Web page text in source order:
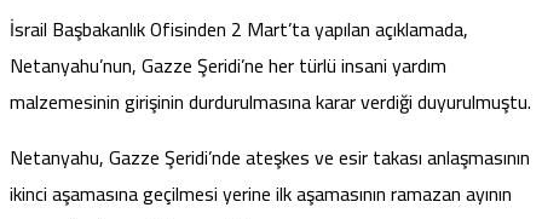
İsrail Başbakanlık Ofisinden 2 Mart’ta yapılan açıklamada,
Netanyahu’nun, Gazze Şeridi’ne her türlü insani yardım
malzemesinin girişinin durdurulmasına karar verdiği duyurulmuştu.
Netanyahu, Gazze Şeridi’nde ateşkes ve esir takası anlaşmasının
ikinci aşamasına geçilmesi yerine ilk aşamasının ramazan ayının